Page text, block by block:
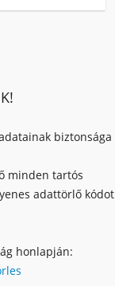
biztonsága
minden tartós
adattörlő kódot
honlapján: